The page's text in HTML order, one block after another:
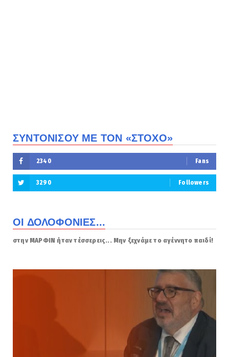
ΣΥΝΤΟΝΙΣΟΥ ΜΕ ΤΟΝ «ΣΤΟΧΟ»
2340 Fans
3290 Followers
ΟΙ ΔΟΛΟΦΟΝΙΕΣ...
στην ΜΑΡΦΙΝ ήταν τέσσερεις... Μην ξεχνάμε το αγέννητο παιδί!